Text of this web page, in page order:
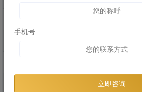
手机号
立即咨询